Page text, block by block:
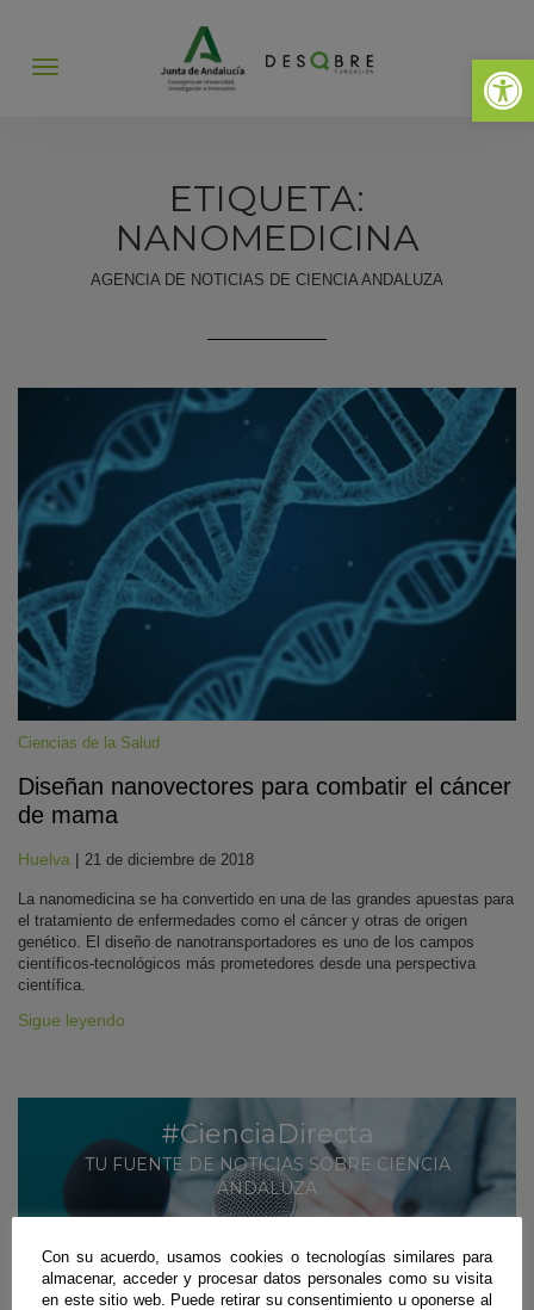
Abrir
Abrir
ETIQUETA:
NANOMEDICINA
AGENCIA DE NOTICIAS DE CIENCIA ANDALUZA
Ciencias de la Salud
Diseñan nanovectores para combatir el cáncer
de mama
Huelva | 21 de diciembre de 2018
La nanomedicina se ha convertido en una de las grandes apuestas para
el tratamiento de enfermedades como el cáncer y otras de origen
genético. El diseño de nanotransportadores es uno de los campos
científicos-tecnológicos más prometedores desde una perspectiva
científica.
Sigue leyendo
#CienciaDirecta
TU FUENTE DE NOTICIAS SOBRE CIENCIA
ANDALUZA
SUSCRÍBETE
Con su acuerdo, usamos cookies o tecnologías similares para
almacenar, acceder y procesar datos personales como su visita
en este sitio web. Puede retirar su consentimiento u oponerse al